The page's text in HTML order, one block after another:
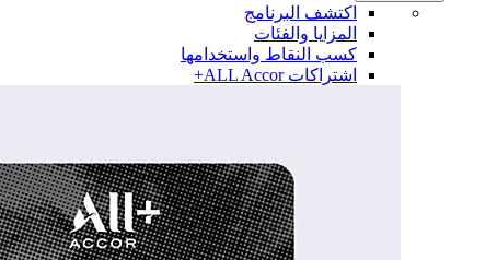
اكتشف البرنامج
المزايا والفئات
كسب النقاط واستخدامها
اشتراكات ALL Accor+